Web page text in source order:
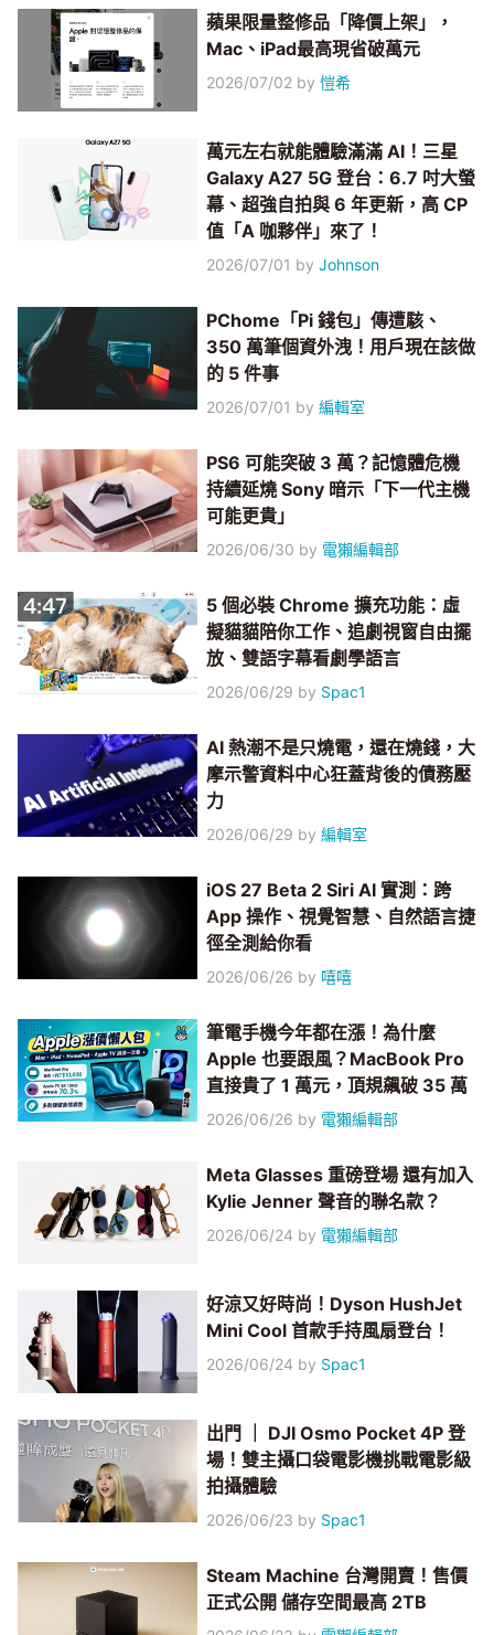
蘋果限量整修品「降價上架」，
Mac、iPad最高現省破萬元
2026/07/02 by愷希
萬元左右就能體驗滿滿 AI！三星
Galaxy A27 5G 登台：6.7 吋大螢
幕、超強自拍與 6 年更新，高 CP
值「A 咖夥伴」來了！
2026/07/01 byJohnson
PChome「Pi 錢包」傳遭駭、
350 萬筆個資外洩！用戶現在該做
的 5 件事
2026/07/01 by編輯室
PS6 可能突破 3 萬？記憶體危機
持續延燒 Sony 暗示「下一代主機
可能更貴」
2026/06/30 by 電獺編輯部
5 個必裝 Chrome 擴充功能：虛
擬貓貓陪你工作、追劇視窗自由擺
放、雙語字幕看劇學語言
2026/06/29 by Spac1
AI 熱潮不是只燒電，還在燒錢，大
摩示警資料中心狂蓋背後的債務壓
力
2026/06/29 by編輯室
iOS 27 Beta 2 Siri AI 實測：跨
App 操作、視覺智慧、自然語言捷
徑全測給你看
2026/06/26 by 嘻嘻
筆電手機今年都在漲！為什麼
Apple 也要跟風？MacBook Pro
直接貴了 1 萬元，頂規飆破 35 萬
2026/06/26 by 電獺編輯部
Meta Glasses 重磅登場 還有加入
Kylie Jenner 聲音的聯名款？
2026/06/24 by 電獺編輯部
好涼又好時尚！Dyson HushJet
Mini Cool 首款手持風扇登台！
2026/06/24 by Spac1
出門 ｜ DJI Osmo Pocket 4P 登
場！雙主攝口袋電影機挑戰電影級
拍攝體驗
2026/06/23 by Spac1
Steam Machine 台灣開賣！售價
正式公開 儲存空間最高 2TB